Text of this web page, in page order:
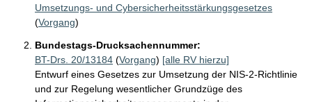
Umsetzungs- und Cybersicherheitsstärkungsgesetzes
(Vorgang)
Bundestags-Drucksachennummer:
BT-Drs. 20/13184 (Vorgang) [alle RV hierzu]
Entwurf eines Gesetzes zur Umsetzung der NIS-2-Richtlinie
und zur Regelung wesentlicher Grundzüge des